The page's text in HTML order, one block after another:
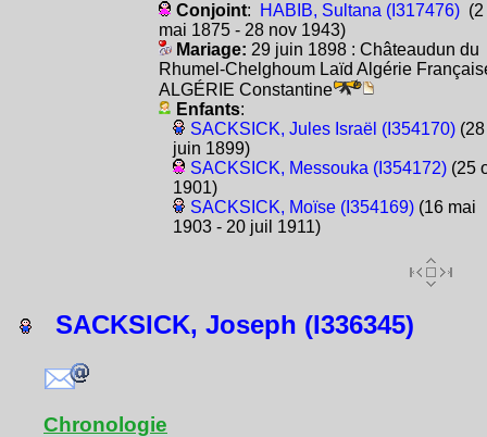
Conjoint: HABIB, Sultana (I317476)(2
mai 1875 - 28 nov 1943)
Mariage: 29 juin 1898 : Châteaudun du
Rhumel-Chelghoum Laïd Algérie
ALGÉRIE Constantine
Enfants:
SACKSICK, Jules Israël (I354170)(28
juin 1899)
SACKSICK, Messouka (I354172)(25
1901)
SACKSICK, Moïse (I354169)(16 mai
1903 - 20 juil 1911)
SACKSICK, Joseph (I336345)
Chronologie